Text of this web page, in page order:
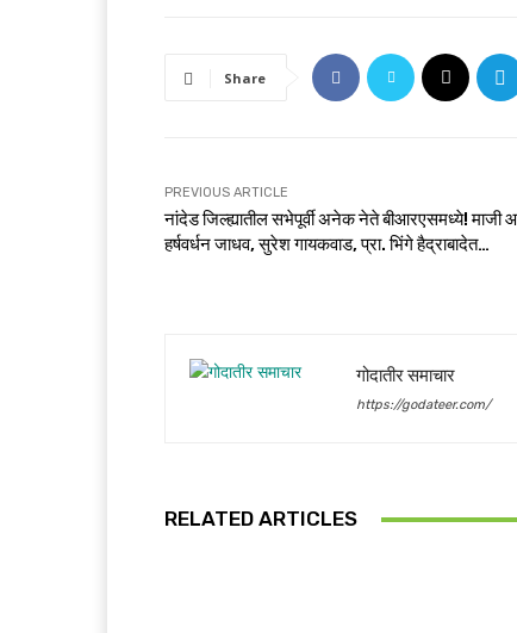
Share
PREVIOUS ARTICLE
नांदेड जिल्ह्यातील सभेपूर्वी अनेक नेते बीआरएसमध्ये! माजी
हर्षवर्धन जाधव, सुरेश गायकवाड, प्रा. भिंगे हैद्राबादेत…
गोदातीर समाचार
https://godateer.com/
RELATED ARTICLES